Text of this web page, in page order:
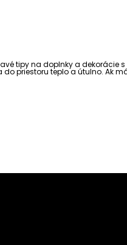
tipy na doplnky a
priestoru teplo a útulno. Ak